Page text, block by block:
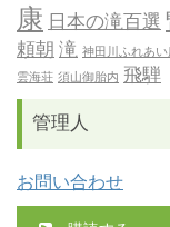
康 日本の滝百選
頼朝 滝 神田川ふれあ
雲海荘 須山御胎内 飛騨
管理人
お問い合わせ